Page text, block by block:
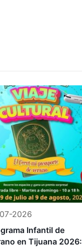
2026
Infantil de
en Tijuana 2026: